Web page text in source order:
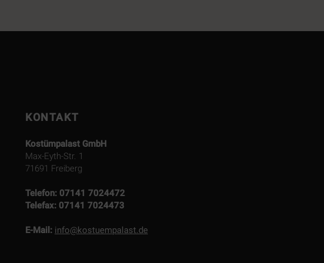
KONTAKT
Kostümpalast GmbH
Max-Eyth-Str. 1
71691 Freiberg
Telefon: 07141 7024472
Telefax: 07141 7024473
E-Mail: info@kostuempalast.de